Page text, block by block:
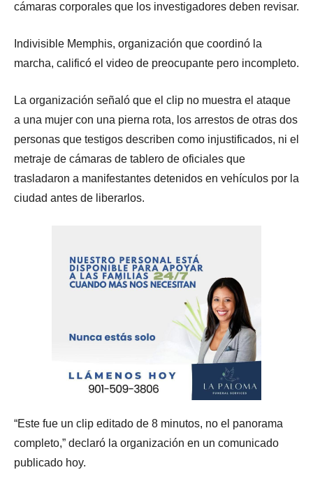
cámaras corporales que los investigadores deben revisar.
Indivisible Memphis, organización que coordinó la
marcha, calificó el video de preocupante pero incompleto.
La organización señaló que el clip no muestra el ataque
a una mujer con una pierna rota, los arrestos de otras dos
personas que testigos describen como injustificados, ni el
metraje de cámaras de tablero de oficiales que
trasladaron a manifestantes detenidos en vehículos por la
ciudad antes de liberarlos.
“Este fue un clip editado de 8 minutos, no el panorama
completo,” declaró la organización en un comunicado
publicado hoy.